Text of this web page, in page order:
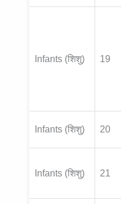
Infants (शिशु) 19
Infants (शिशु) 20
Infants (शिशु) 21